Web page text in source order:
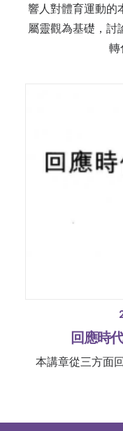
響人對體育運動的
屬靈觀為基礎，討
轉
回應時
本講章從三方面